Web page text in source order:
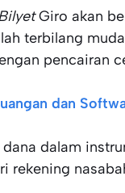
Giro akan
terbilang
pencairan
dan
dalam
rekening